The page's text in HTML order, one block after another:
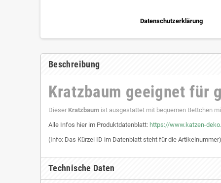
Datenschutzerklärung
Beschreibung
Kratzbaum geeignet für
Dieser Kratzbaum ist ausgestattet mit bequemen Bettchen
Alle Infos hier im Produktdatenblatt: https://www.katzen-
(Info: Das Kürzel ID im Datenblatt steht für die Artikelnummer)
Technische Daten